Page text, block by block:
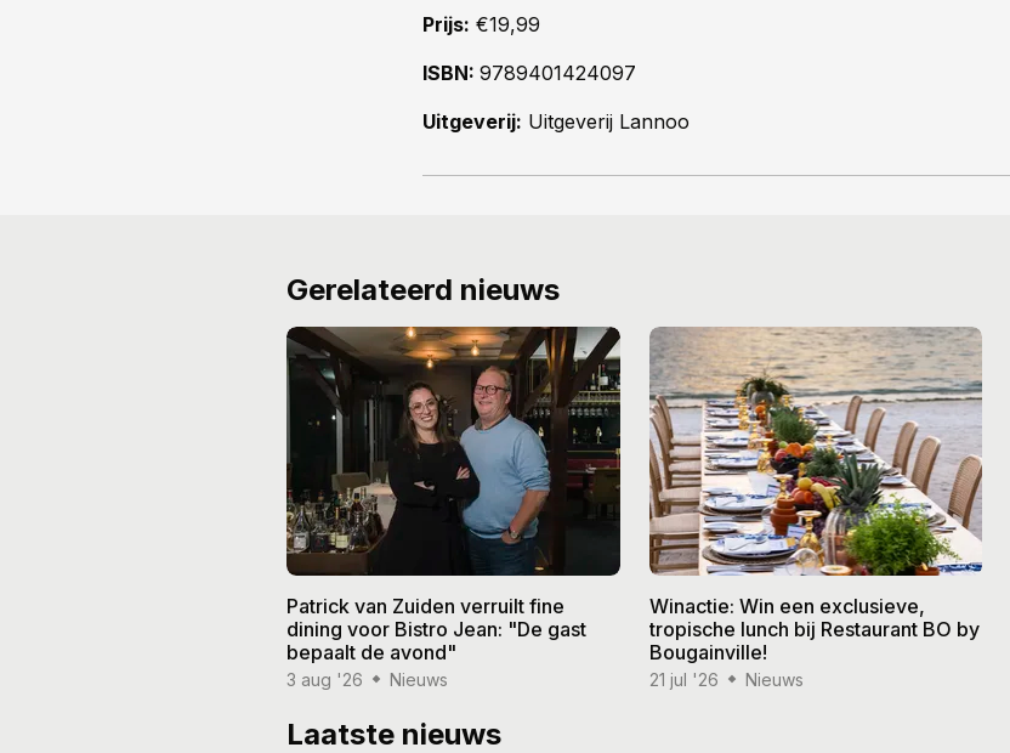
Prijs: €19,99
ISBN: 9789401424097
Uitgeverij: Uitgeverij Lannoo
Gerelateerd nieuws
Patrick van Zuiden verruilt fine
dining voor Bistro Jean: "De gast
bepaalt de avond"
3 aug '26 Nieuws
Winactie: Win een exclusieve,
tropische lunch bij Restaurant BO by
Bougainville!
21 jul '26 Nieuws
Laatste nieuws